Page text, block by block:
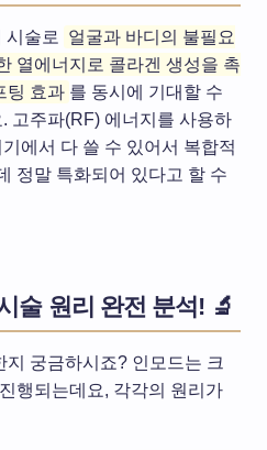
시술로
얼굴과 바디의 불필요
열에너지로 콜라겐 생성을 촉
팅 효과 를 동시에 기대할 수
고주파(RF) 에너지를 사용하
에서 다 쓸 수 있어서 복합적
정말 특화되어 있다고 할 수
술 원리 완전 분석! 🔬
궁금하시죠? 인모드는 크
행되는데요, 각각의 원리가